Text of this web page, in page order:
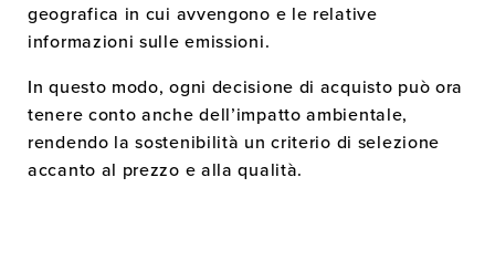
geografica in cui avvengono e le relative
informazioni sulle emissioni.
In questo modo, ogni decisione di acquisto può ora
tenere conto anche dell’impatto ambientale,
rendendo la sostenibilità un criterio di selezione
accanto al prezzo e alla qualità.